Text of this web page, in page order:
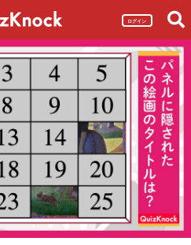
ログイン